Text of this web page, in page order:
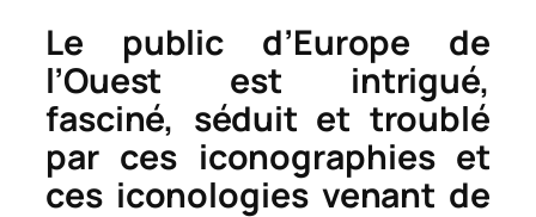
Le public d’Europe de
l’Ouest est intrigué,
fasciné, séduit et troublé
par ces iconographies et
ces iconologies venant de